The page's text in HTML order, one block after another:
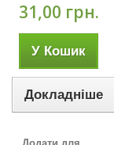
31,00 грн.
У Кошик
Докладніше